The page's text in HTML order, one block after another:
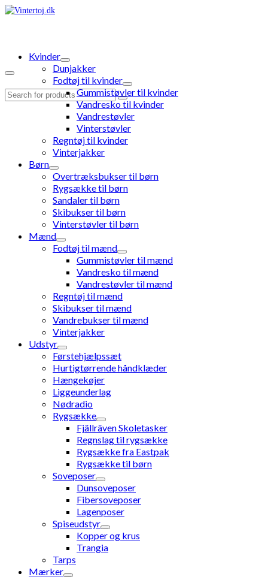
Search
Kvinder
Dunjakker
Fodtøj til kvinder
Gummistøvler til kvinder
Vandresko til kvinder
Vandrestøvler
Vinterstøvler
Regntøj til kvinder
Vinterjakker
Børn
Overtræksbukser til børn
Rygsække til børn
Sandaler til børn
Skibukser til børn
Vinterstøvler til børn
Mænd
Fodtøj til mænd
Gummistøvler til mænd
Vandresko til mænd
Vandrestøvler til mænd
Regntøj til mænd
Skibukser til mænd
Vandrebukser til mænd
Vinterjakker
Udstyr
Førstehjælpssæt
Hurtigtørrende håndklæder
Hængekøjer
Liggeunderlag
Nødradio
Rygsække
Fjällräven Skoletasker
Regnslag til rygsække
Rygsække fra Eastpak
Rygsække til børn
Soveposer
Dunsoveposer
Fibersoveposer
Lagenposer
Spiseudstyr
Kopper og krus
Trangia
Tarps
Mærker